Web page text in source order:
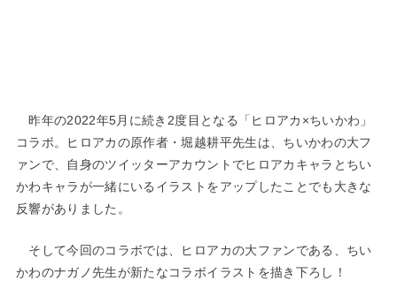
昨年の2022年5月に続き2度目となる「ヒロアカ×ちいかわ」
コラボ。ヒロアカの原作者・堀越耕平先生は、ちいかわの大フ
ァンで、自身のツイッターアカウントでヒロアカキャラとちい
かわキャラが一緒にいるイラストをアップしたことでも大きな
反響がありました。
そして今回のコラボでは、ヒロアカの大ファンである、ちい
かわのナガノ先生が新たなコラボイラストを描き下ろし！